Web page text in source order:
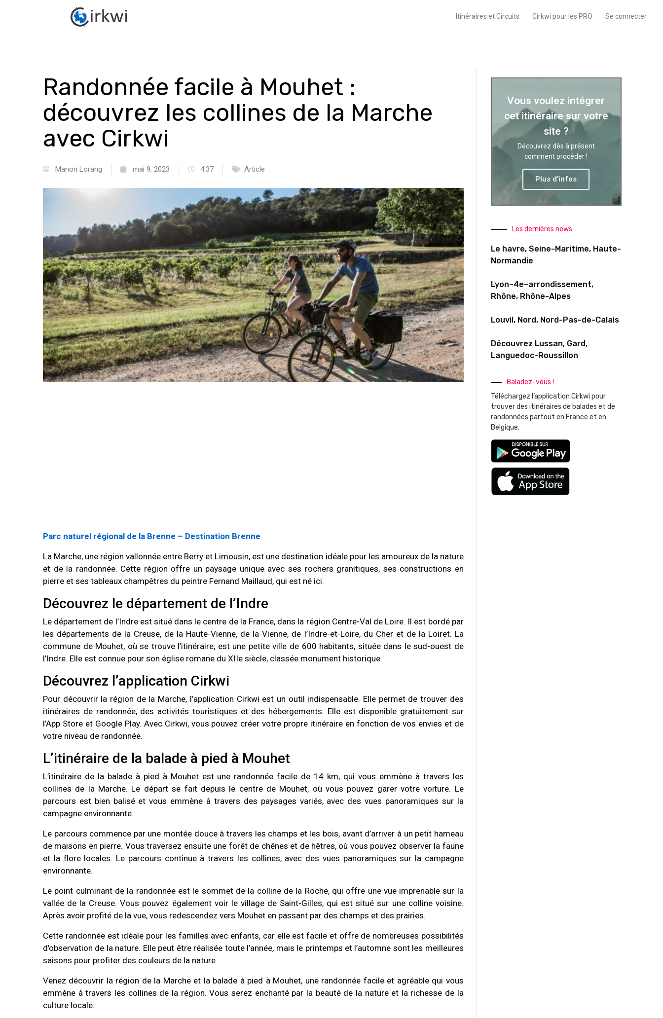
Itinéraires et Circuits Cirkwi pour les PRO Se connecter
Randonnée facile à Mouhet :
découvrez les collines de la Marche
avec Cirkwi
Manon Lorang mai 9, 2023 4:37 Article
Parc naturel régional de la Brenne – Destination Brenne
La Marche, une région vallonnée entre Berry et Limousin, est une destination idéale pour les amoureux de la nature
et de la randonnée. Cette région offre un paysage unique avec ses rochers granitiques, ses constructions en
pierre et ses tableaux champêtres du peintre Fernand Maillaud, qui est né ici.
Découvrez le département de l’Indre
Le département de l’Indre est situé dans le centre de la France, dans la région Centre-Val de Loire. Il est bordé par
les départements de la Creuse, de la Haute-Vienne, de la Vienne, de l’Indre-et-Loire, du Cher et de la Loiret. La
commune de Mouhet, où se trouve l’itinéraire, est une petite ville de 600 habitants, située dans le sud-ouest de
l’Indre. Elle est connue pour son église romane du XIIe siècle, classée monument historique.
Découvrez l’application Cirkwi
Pour découvrir la région de la Marche, l’application Cirkwi est un outil indispensable. Elle permet de trouver des
itinéraires de randonnée, des activités touristiques et des hébergements. Elle est disponible gratuitement sur
l’App Store et Google Play. Avec Cirkwi, vous pouvez créer votre propre itinéraire en fonction de vos envies et de
votre niveau de randonnée.
L’itinéraire de la balade à pied à Mouhet
L’itinéraire de la balade à pied à Mouhet est une randonnée facile de 14 km, qui vous emmène à travers les
collines de la Marche. Le départ se fait depuis le centre de Mouhet, où vous pouvez garer votre voiture. Le
parcours est bien balisé et vous emmène à travers des paysages variés, avec des vues panoramiques sur la
campagne environnante.
Le parcours commence par une montée douce à travers les champs et les bois, avant d’arriver à un petit hameau
de maisons en pierre. Vous traversez ensuite une forêt de chênes et de hêtres, où vous pouvez observer la faune
et la flore locales. Le parcours continue à travers les collines, avec des vues panoramiques sur la campagne
environnante.
Le point culminant de la randonnée est le sommet de la colline de la Roche, qui offre une vue imprenable sur la
vallée de la Creuse. Vous pouvez également voir le village de Saint-Gilles, qui est situé sur une colline voisine.
Après avoir profité de la vue, vous redescendez vers Mouhet en passant par des champs et des prairies.
Cette randonnée est idéale pour les familles avec enfants, car elle est facile et offre de nombreuses possibilités
d’observation de la nature. Elle peut être réalisée toute l’année, mais le printemps et l’automne sont les meilleures
saisons pour profiter des couleurs de la nature.
Venez découvrir la région de la Marche et la balade à pied à Mouhet, une randonnée facile et agréable qui vous
emmène à travers les collines de la région. Vous serez enchanté par la beauté de la nature et la richesse de la
culture locale.
Vous voulez intégrer
cet itinéraire sur votre
site ?
Découvrez dès à présent
comment procéder !
Plus d'infos
Les dernières news
Le havre, Seine-Maritime, Haute-
Normandie
Lyon–4e–arrondissement,
Rhône, Rhône-Alpes
Louvil, Nord, Nord-Pas-de-Calais
Découvrez Lussan, Gard,
Languedoc-Roussillon
Baladez-vous !
Téléchargez l’application Cirkwi pour
trouver des itinéraires de balades et de
randonnées partout en France et en
Belgique.